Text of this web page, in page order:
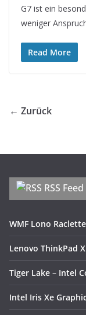
G7 ist ein
weniger
Read More
← Zurück
RSS Feed
WMF Lono
Lenovo ThinkPad
Tiger Lake – Intel
Intel Iris Xe